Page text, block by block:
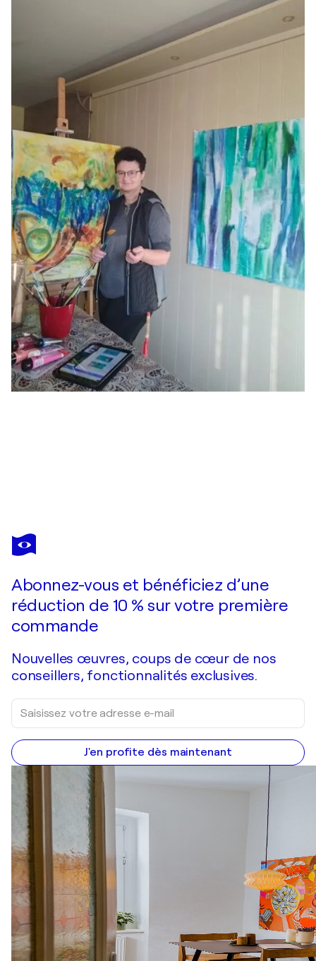
ANGELA CORTESE
Vertigine del desiderio
Abonnez-vous et bénéficiez d’une
réduction de 10 % sur votre première
commande
Nouvelles œuvres, coups de cœur de nos
conseillers, fonctionnalités exclusives.
J'en profite dès maintenant